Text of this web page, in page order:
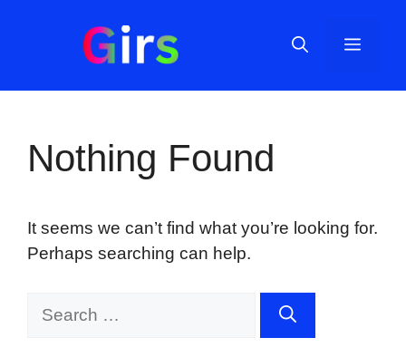
Menu
Nothing Found
It seems we can’t find what you’re looking for.
Perhaps searching can help.